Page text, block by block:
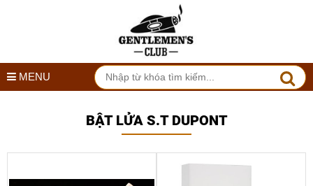
MENU
BẬT LỬA S.T DUPONT